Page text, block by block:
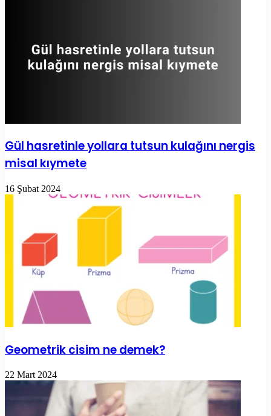
Gül hasretinle yollara tutsun kulağını nergis
misal kıymete
16 Şubat 2024
Geometrik cisim ne demek?
22 Mart 2024